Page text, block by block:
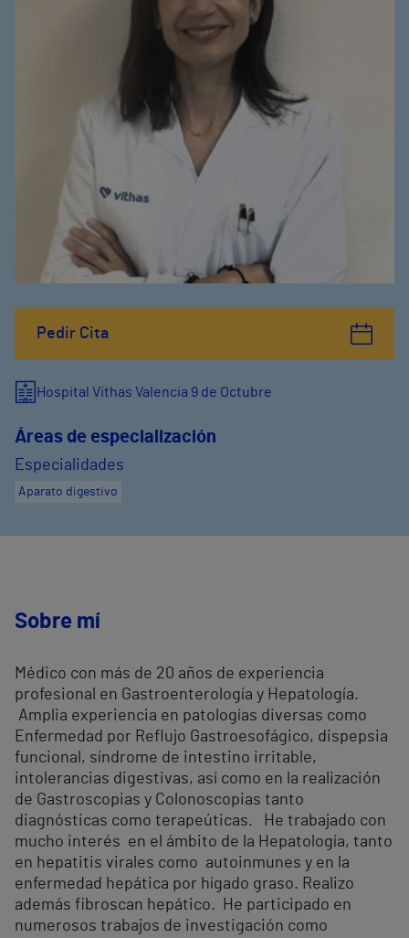
Pedir Cita
Hospital Vithas Valencia 9 de Octubre
Áreas de especialización
Especialidades
Aparato digestivo
Sobre mí
Médico con más de 20 años de experiencia
profesional en Gastroenterología y Hepatología.
Amplia experiencia en patologías diversas como
Enfermedad por Reflujo Gastroesofágico, dispepsia
funcional, síndrome de intestino irritable,
intolerancias digestivas, así como en la realización
de Gastroscopias y Colonoscopias tanto
diagnósticas como terapeúticas. He trabajado con
mucho interés en el ámbito de la Hepatología, tanto
en hepatitis virales como autoinmunes y en la
enfermedad hepática por hígado graso. Realizo
además fibroscan hepático. He participado en
numerosos trabajos de investigación como